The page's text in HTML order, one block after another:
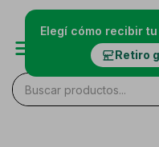
Elegí cómo recibir
Retiro